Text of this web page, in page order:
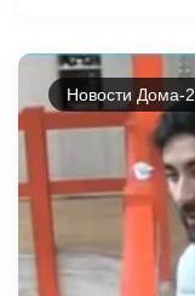
Новости Дома-2